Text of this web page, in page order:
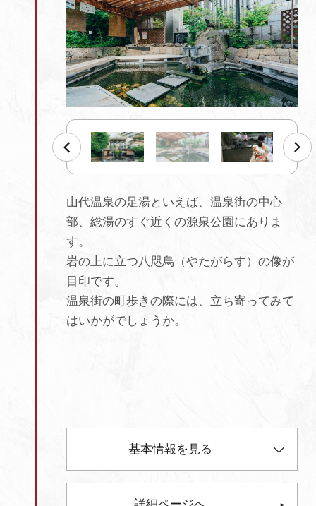
山代温泉の足湯といえば、温泉街の中心
部、総湯のすぐ近くの源泉公園にありま
す。
岩の上に立つ八咫烏（やたがらす）の像が
目印です。
温泉街の町歩きの際には、立ち寄ってみて
はいかがでしょうか。
基本情報を見る